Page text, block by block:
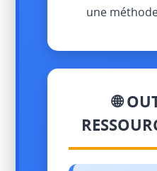
une
🌐